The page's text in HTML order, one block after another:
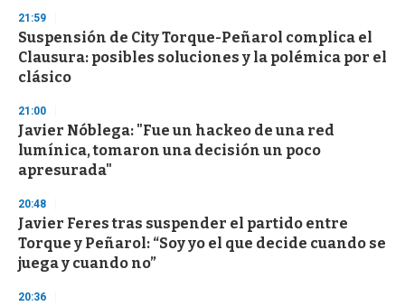
s
e
c
o
n
21:59
Suspensión de City Torque-Peñarol complica el
Clausura: posibles soluciones y la polémica por el
clásico
21:00
Javier Nóblega: "Fue un hackeo de una red
lumínica, tomaron una decisión un poco
apresurada"
20:48
Javier Feres tras suspender el partido entre
Torque y Peñarol: “Soy yo el que decide cuando se
juega y cuando no”
20:36